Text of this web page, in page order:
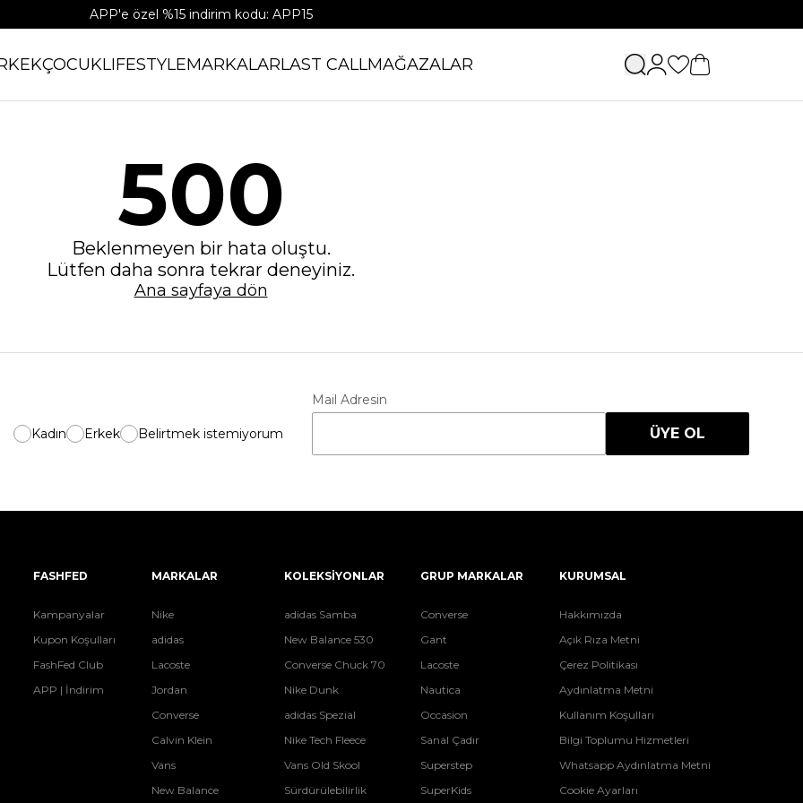
APP'e özel %15 indirim kodu: APP15
ÇOCUKLIFESTYLEMARKALARLAST CALLMAĞAZALAR
500
Beklenmeyen bir hata oluştu.
Lütfen daha sonra tekrar deneyiniz.
Ana sayfaya dön
Kadın Erkek Belirtmek istemiyorum
Mail Adresin
ÜYE OL
FASHFED
Kampanyalar
Kupon Koşulları
FashFed Club
APP | İndirim
MARKALAR
Nike
adidas
Lacoste
Jordan
Converse
Calvin Klein
Vans
New Balance
KOLEKSİYONLAR
adidas Samba
New Balance 530
Converse Chuck 70
Nike Dunk
adidas Spezial
Nike Tech Fleece
Vans Old Skool
Sürdürülebilirlik
GRUP MARKALAR
Converse
Gant
Lacoste
Nautica
Occasion
Sanal Çadır
Superstep
SuperKids
KURUMSAL
Hakkımızda
Açık Rıza Metni
Çerez Politikası
Aydınlatma Metni
Kullanım Koşulları
Bilgi Toplumu Hizmetleri
Whatsapp Aydınlatma Metni
Cookie Ayarları